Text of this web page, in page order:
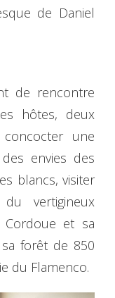
de Daniel
de rencontre
hôtes, deux
une
envies des
blancs, visiter
vertigineux
Cordoue et sa
forêt de 850
du Flamenco.